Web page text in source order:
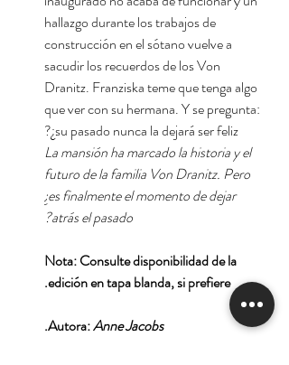
hallazgo durante los trabajos de
construcción en el sótano vuelve a
sacudir los recuerdos de los Von
Dranitz. Franziska teme que tenga algo
que ver con su hermana. Y se pregunta:
¿su pasado nunca la dejará ser feliz?
La mansión ha marcado la historia y el
futuro de la familia Von Dranitz. Pero
¿es finalmente el momento de dejar
atrás el pasado?
Nota: Consulte disponibilidad de la
edición en tapa blanda, si prefiere.
Autora:Anne Jacobs
.